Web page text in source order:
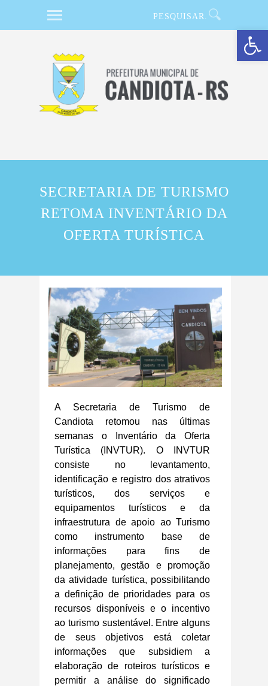
Barra de Ferramentas Aberta
SECRETARIA DE TURISMO
RETOMA INVENTÁRIO DA
OFERTA TURÍSTICA
A Secretaria de Turismo de
Candiota retomou nas últimas
semanas o Inventário da Oferta
Turística (INVTUR). O INVTUR
consiste no levantamento,
identificação e registro dos atrativos
turísticos, dos serviços e
equipamentos turísticos e da
infraestrutura de apoio ao Turismo
como instrumento base de
informações para fins de
planejamento, gestão e promoção
da atividade turística, possibilitando
a definição de prioridades para os
recursos disponíveis e o incentivo
ao turismo sustentável. Entre alguns
de seus objetivos está coletar
informações que subsidiem a
elaboração de roteiros turísticos e
permitir a análise do significado